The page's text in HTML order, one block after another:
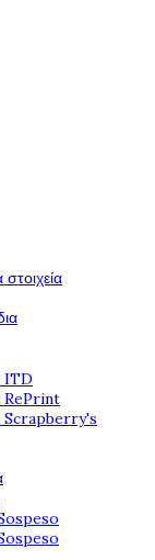
ITD
RePrint
Scrapberry's